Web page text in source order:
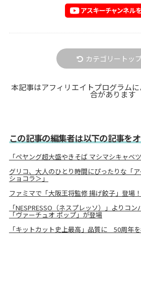
カテゴリートッ
本記事はアフィリエイトプログラム
合があります
この記事の編集者は以下の記事を
「ペヤング超大盛やきそば マシマシキャベ
グリコ、大人のひとり時間にぴったりな「
ショコラ＞」
ファミマで「大阪王将監修 揚げ餃子」登場
「NESPRESSO（ネスプレッソ）」よりコ
「ヴァーチュオ ポップ」が登場
「キットカット史上最高」品質に 50周年